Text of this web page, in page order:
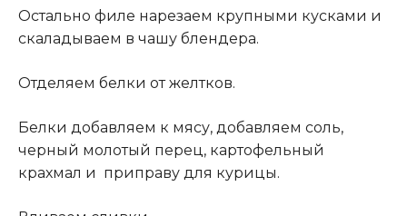
Остально филе нарезаем крупными кусками и
скаладываем в чашу блендера.
Отделяем белки от желтков.
Белки добавляем к мясу, добавляем соль,
черный молотый перец, картофельный
крахмал и приправу для курицы.